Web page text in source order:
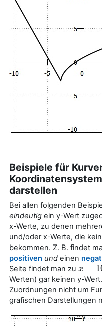
Beispiele für
darstellen
Bei allen folgenden
eindeutig ein y-Wert
x-Werte, zu denen
und/oder x-Werte, die
bekommen. Z. B. findet
positiven und einen
Seite findet man zu x =
x=10
Werten) gar keinen y-
Zuordnungen nicht um
grafischen Darstellungen